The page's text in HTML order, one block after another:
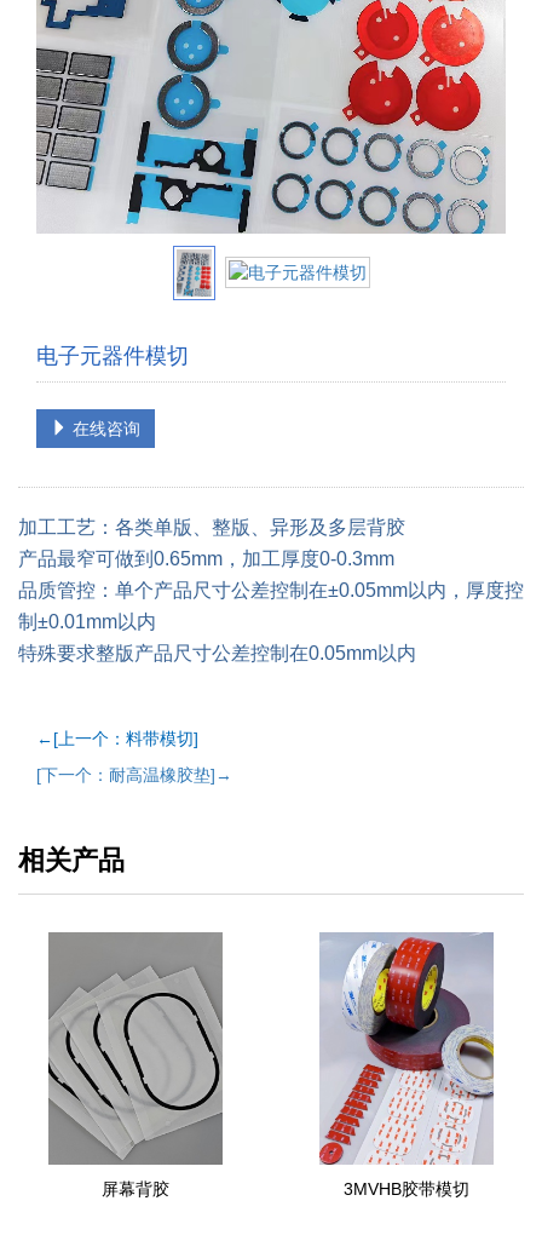
电子元器件模切
在线咨询
加工工艺：各类单版、整版、异形及多层背胶
产品最窄可做到0.65mm，加工厚度0-0.3mm
品质管控：单个产品尺寸公差控制在±0.05mm以内，厚度控
制±0.01mm以内
特殊要求整版产品尺寸公差控制在0.05mm以内
←[上一个：料带模切]
[下一个：耐高温橡胶垫]→
相关产品
屏幕背胶 3MVHB胶带模切